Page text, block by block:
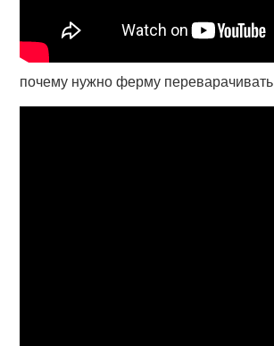
почему нужно ферму переварачивать